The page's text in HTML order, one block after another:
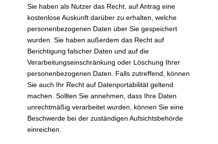
Sie haben als Nutzer das Recht, auf Antrag eine
kostenlose Auskunft darüber zu erhalten, welche
personenbezogenen Daten über Sie gespeichert
wurden. Sie haben außerdem das Recht auf
Berichtigung falscher Daten und auf die
Verarbeitungseinschränkung oder Löschung Ihrer
personenbezogenen Daten. Falls zutreffend, können
Sie auch Ihr Recht auf Datenportabilität geltend
machen. Sollten Sie annehmen, dass Ihre Daten
unrechtmäßig verarbeitet wurden, können Sie eine
Beschwerde bei der zuständigen Aufsichtsbehörde
einreichen.